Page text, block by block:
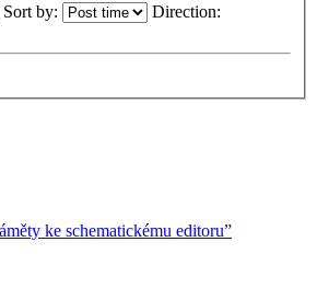
Sort by: Direction:
ke schematickému editoru”